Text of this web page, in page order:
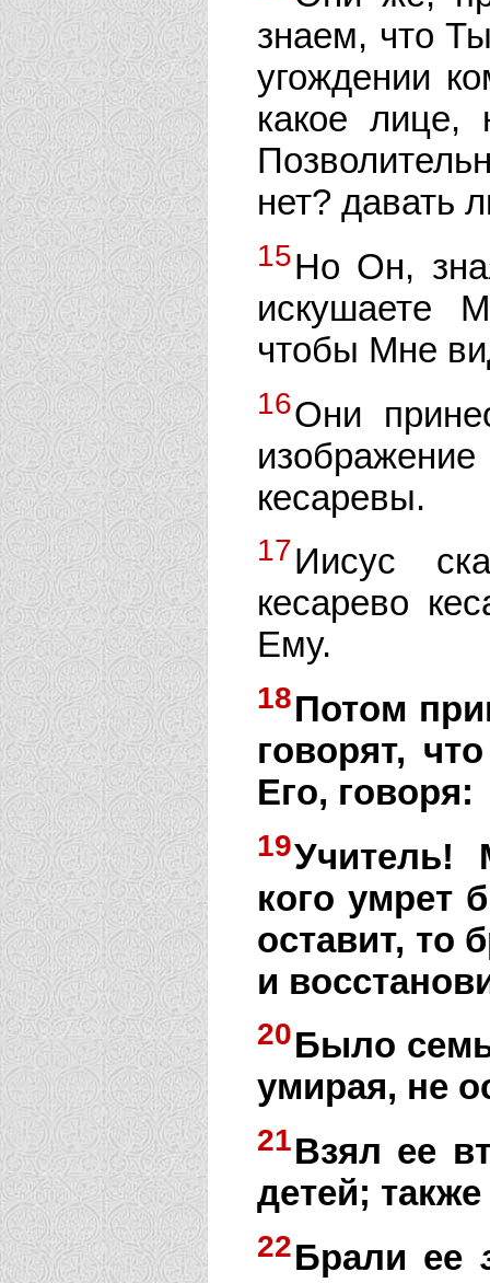
знаем, что
угождении
какое лице,
нет? давать
15Но Он,
искушаете
чтобы Мне
16Они
кесаревы.
17Иисус
кесарево
Ему.
18Потом
говорят,
Его, говоря:
19Учитель!
кого умрет
оставит, то
и
20Было
умирая, не
21Взял ее
детей;
22Брали ее